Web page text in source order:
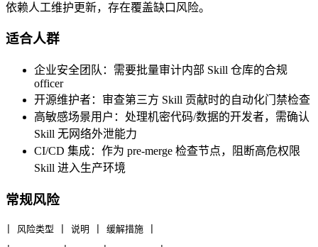
依赖人工维护更新，存在覆盖缺口风险。
适合人群
企业安全团队：需要批量审计内部 Skill 仓库的合规
officer
开源维护者：审查第三方 Skill 贡献时的自动化门禁检查
高敏感场景用户：处理机密代码/数据的开发者，需确认
Skill 无网络外泄能力
CI/CD 集成：作为 pre-merge 检查节点，阻断高危权限
Skill 进入生产环境
常规风险
| 风险类型 | 说明 | 缓解措施 |